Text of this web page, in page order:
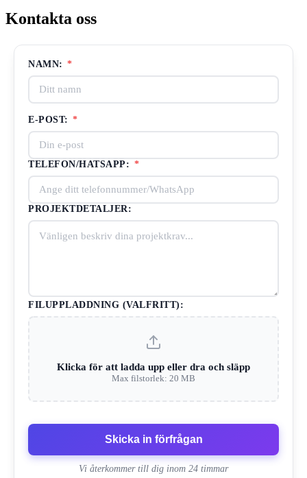
Kontakta oss
NAMN: *
E-POST: *
TELEFON/HATSAPP: *
PROJEKTDETALJER:
FILUPPLADDNING (VALFRITT):
Klicka för att ladda upp eller dra och släpp
Max filstorlek: 20 MB
Skicka in förfrågan
Vi återkommer till dig inom 24 timmar